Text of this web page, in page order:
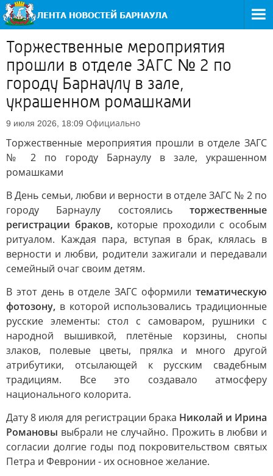
Торжественные мероприятия
прошли в отделе ЗАГС № 2 по
городу Барнаулу в зале,
украшенном ромашками
9 июля 2026, 18:09 Официально
Торжественные мероприятия прошли в отделе ЗАГС
№ 2 по городу Барнаулу в зале, украшенном
ромашками
В День семьи, любви и верности в отделе ЗАГС № 2 по
городу Барнаулу состоялись торжественные
регистрации браков,которые проходили с особым
ритуалом. Каждая пара, вступая в брак, клялась в
верности и любви, родители зажигали и передавали
семейный очаг своим детям.
В этот день в отделе ЗАГС оформили тематическую
фотозону, в которой использовались традиционные
русские элементы: стол с самоваром, рушники с
народной вышивкой, плетёные корзины, снопы
злаков, полевые цветы, прялка и много другой
атрибутики, отсылающей к русским свадебным
традициям. Все это создавало атмосферу
национального колорита.
Дату 8 июля для регистрации брака Николай и Ирина
Романовы выбрали не случайно. Прожить в любви и
согласии долгие годы под покровительством святых
Петра и Февронии - их основное желание.